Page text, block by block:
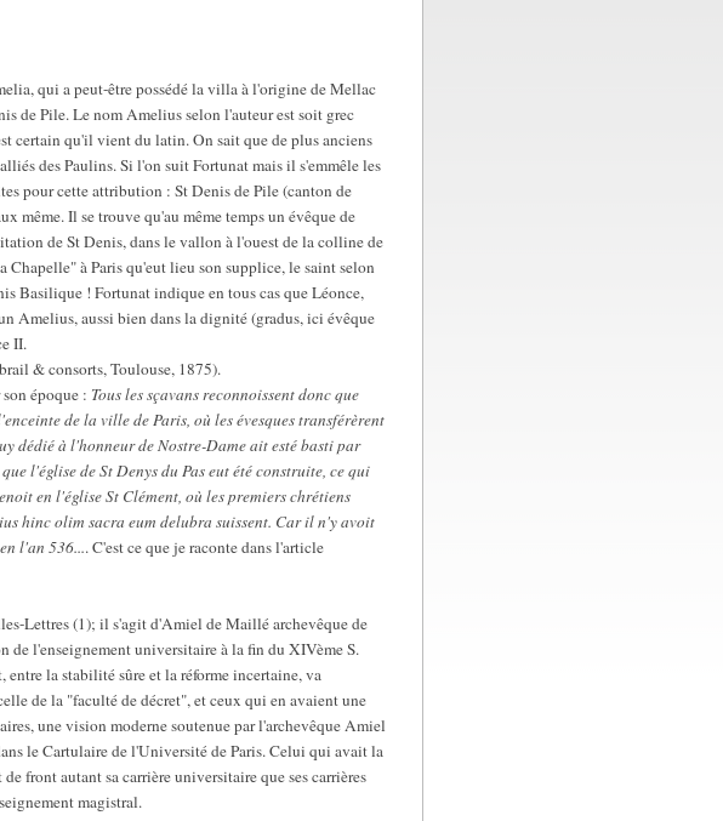
qui a peut-être possédé la villa à l'origine de Mellac
de Pile. Le nom Amelius selon l'auteur est soit grec
certain qu'il vient du latin. On sait que de plus anciens
des Paulins. Si l'on suit Fortunat mais il s'emmêle les
pour cette attribution : St Denis de Pile (canton de
même. Il se trouve qu'au même temps un évêque de
de St Denis, dans le vallon à l'ouest de la colline de
Chapelle" à Paris qu'eut lieu son supplice, le saint selon
Basilique ! Fortunat indique en tous cas que Léonce,
Amelius, aussi bien dans la dignité (gradus, ici évêque
II.
& consorts, Toulouse, 1875).
époque : Tous les sçavans reconnoissent donc que
de la ville de Paris, où les évesques transférèrent
dédié à l'honneur de Nostre-Dame ait esté basti par
l'église de St Denys du Pas eut été construite, ce qui
en l'église St Clément, où les premiers chrétiens
hinc olim sacra eum delubra suissent. Car il n'y avoit
l'an 536.... C'est ce que je raconte dans l'article
Lettres (1); il s'agit d'Amiel de Maillé archevêque de
de l'enseignement universitaire à la fin du XIVème S.
entre la stabilité sûre et la réforme incertaine, va
de la "faculté de décret", et ceux qui en avaient une
une vision moderne soutenue par l'archevêque Amiel
le Cartulaire de l'Université de Paris. Celui qui avait la
front autant sa carrière universitaire que ses carrières
magistral.